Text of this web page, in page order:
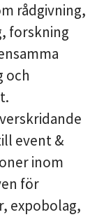
rådgivning,
forskning
och
event &
inom
för
expobolag,